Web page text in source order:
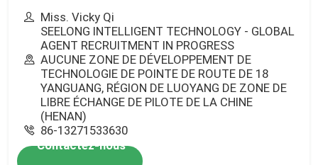
Miss. Vicky Qi
SEELONG INTELLIGENT TECHNOLOGY - GLOBAL
AGENT RECRUITMENT IN PROGRESS
AUCUNE ZONE DE DÉVELOPPEMENT DE
TECHNOLOGIE DE POINTE DE ROUTE DE 18
YANGUANG, RÉGION DE LUOYANG DE ZONE DE
LIBRE ÉCHANGE DE PILOTE DE LA CHINE
(HENAN)
86-13271533630
Contactez-nous